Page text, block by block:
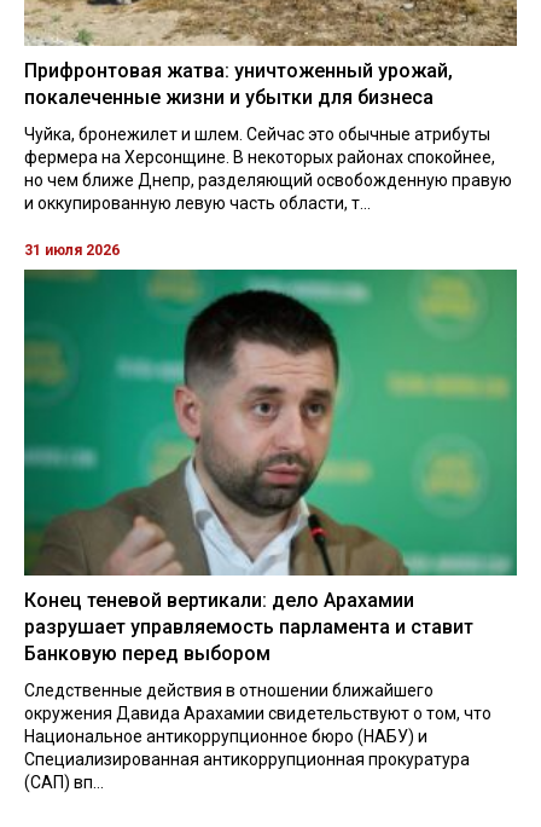
Прифронтовая жатва: уничтоженный урожай,
покалеченные жизни и убытки для бизнеса
Чуйка, бронежилет и шлем. Сейчас это обычные атрибуты
фермера на Херсонщине. В некоторых районах спокойнее,
но чем ближе Днепр, разделяющий освобожденную правую
и оккупированную левую часть области, т...
31 июля 2026
Конец теневой вертикали: дело Арахамии
разрушает управляемость парламента и ставит
Банковую перед выбором
Следственные действия в отношении ближайшего
окружения Давида Арахамии свидетельствуют о том, что
Национальное антикоррупционное бюро (НАБУ) и
Специализированная антикоррупционная прокуратура
(САП) вп...